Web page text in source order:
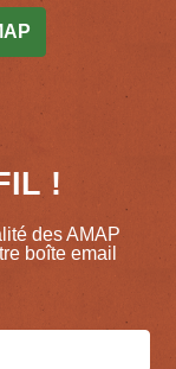
!
des AMAP
boîte email